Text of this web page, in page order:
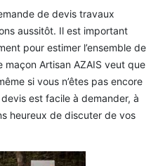
de devis travaux
aussitôt. Il est important
pour estimer l’ensemble de
Artisan AZAIS veut que
si vous n’êtes pas encore
est facile à demander, à
heureux de discuter de vos